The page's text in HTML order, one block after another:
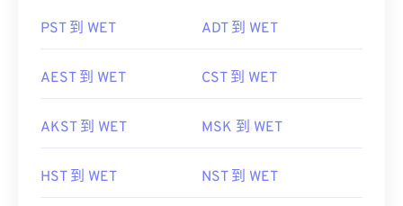
PST 到 WET ADT 到 WET
AEST 到 WET CST 到 WET
AKST 到 WET MSK 到 WET
HST 到 WET NST 到 WET